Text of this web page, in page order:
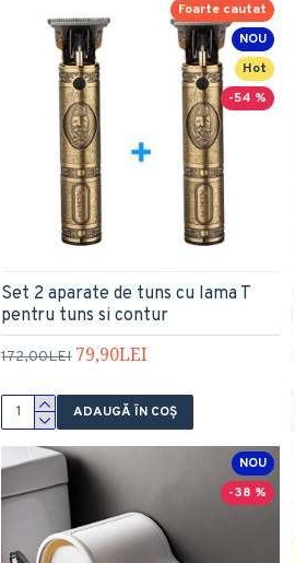
NOU
Hot
Foarte cautat
-54 %
Set 2 aparate de tuns cu lama T
pentru tuns si contur
172,00LEI 79,90LEI
ADAUGĂ ÎN COŞ
NOU
-38 %